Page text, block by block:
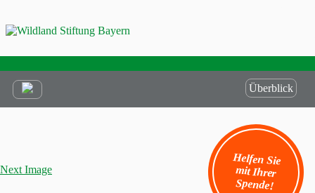
Helfen Sie
mit Ihrer
Spende!
Überblick
Next Image